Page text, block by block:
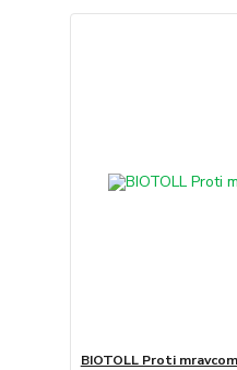
BIOTOLL Proti